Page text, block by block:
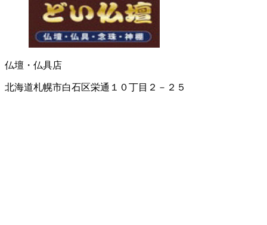
仏壇・仏具店
北海道札幌市白石区栄通１０丁目２－２５